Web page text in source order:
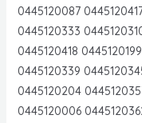
0445120087
0445120333
0445120418
0445120339
0445120204
0445120006